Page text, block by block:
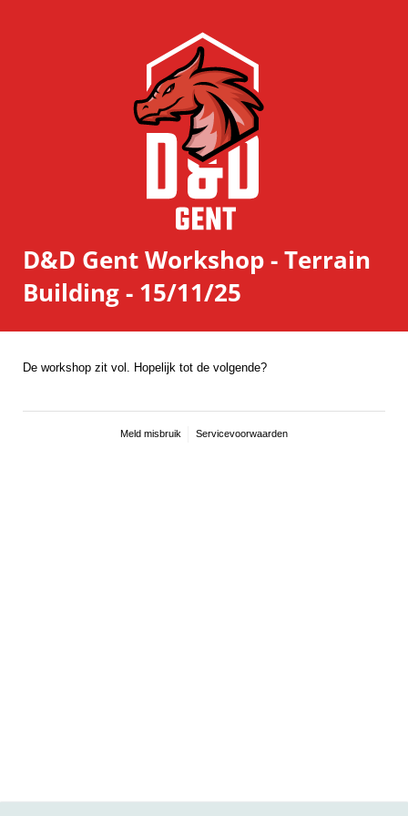
D&D Gent Workshop - Terrain
Building - 15/11/25
De workshop zit vol. Hopelijk tot de volgende?
Meld misbruik Servicevoorwaarden